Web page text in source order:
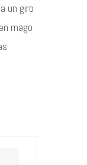
un giro
mago